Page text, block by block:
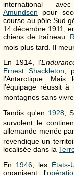
international
Amundsen pour
course au pôle Sud
14 décembre 1911,
chiens de traîneau.
mois plus tard. Il
En 1914, l'
Ernest Shackleton ,
l'Antarctique.
l'équipage réussit
montagnes sans
Tandis qu'en 1928,
survolent le
allemande menée
revendique un
localisée dans la
En 1946 , les États-
organisent l'